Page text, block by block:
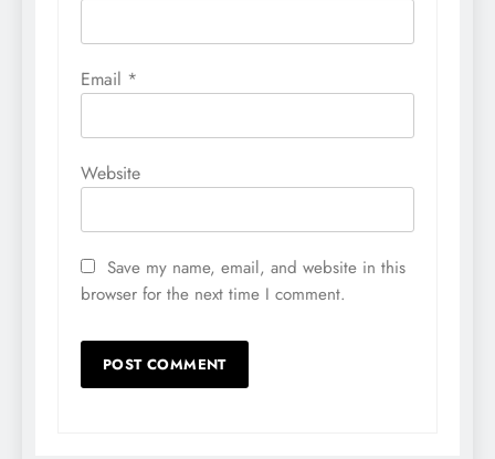
Email *
Website
Save my name, email, and website in this
browser for the next time I comment.